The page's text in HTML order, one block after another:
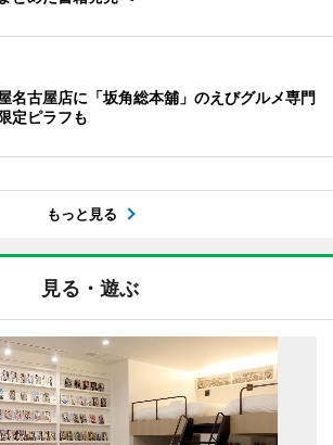
名古屋店に「坂角総本舖」のえびグルメ専門
定ピラフも
もっと見る
見る・遊ぶ